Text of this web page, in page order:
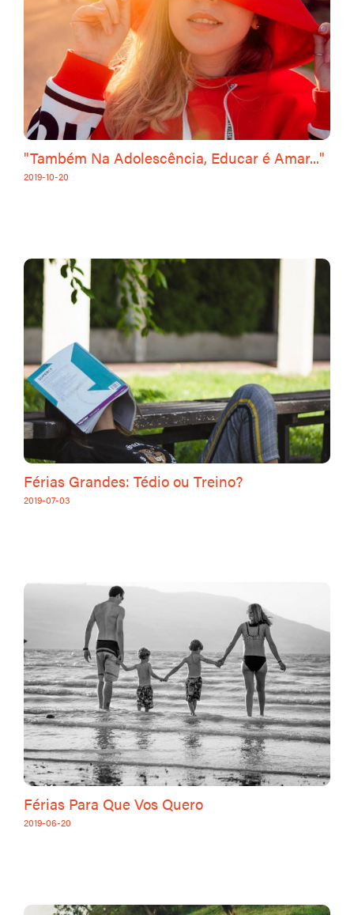
"Também Na Adolescência, Educar é Amar..."
2019-10-20
Férias Grandes: Tédio ou Treino?
2019-07-03
Férias Para Que Vos Quero
2019-06-20